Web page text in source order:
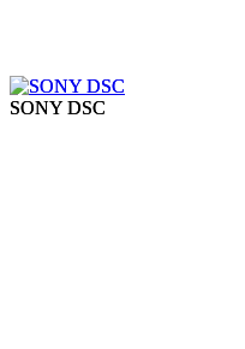
SONY DSC
SONY DSC